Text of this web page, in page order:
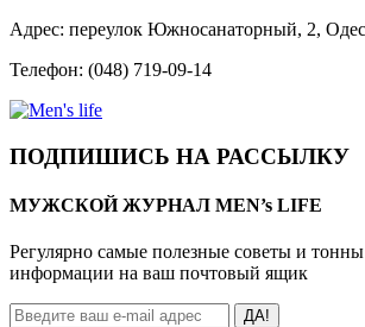
Адрес: переулок Южносанаторный, 2,
Телефон: (048) 719-09-14
ПОДПИШИСЬ НА РАССЫЛКУ
МУЖСКОЙ ЖУРНАЛ MEN’s LIFE
Регулярно самые полезные советы и
информации на ваш почтовый ящик
ДА!